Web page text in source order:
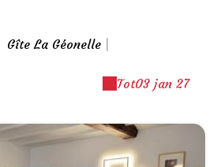
Gîte La Géonelle
Tot03 jan 27